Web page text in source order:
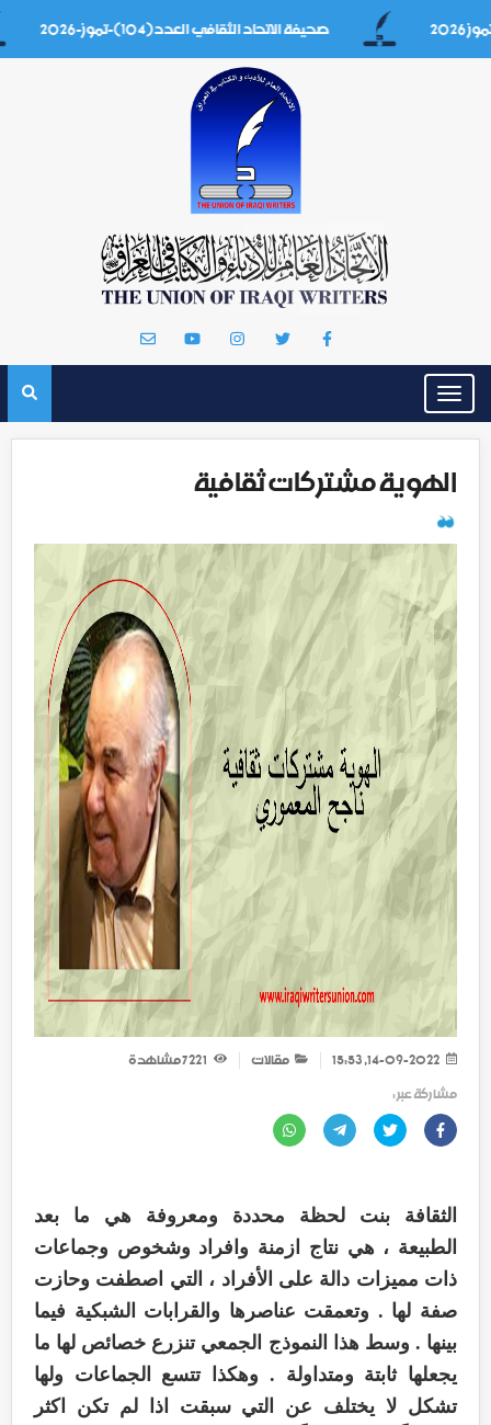
صحيفة الاتحاد الثقافي العدد(104)-تموز-2026
Toggle
navigation
الهوية مشتركات ثقافية
مقالات
مشاهدة
مشاركة عبر :
الثقافة بنت لحظة محددة ومعروفة هي ما بعد
الطبيعة ، هي نتاج ازمنة وافراد وشخوص وجماعات
ذات مميزات دالة على الأفراد ، التي اصطفت وحازت
صفة لها . وتعمقت عناصرها والقرابات الشبكية فيما
بينها . وسط هذا النموذج الجمعي تنزرع خصائص لها ما
يجعلها ثابتة ومتداولة . وهكذا تتسع الجماعات ولها
تشكل لا يختلف عن التي سبقت اذا لم تكن اكثر